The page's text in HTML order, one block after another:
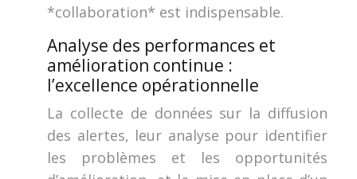
*collaboration* est indispensable.
Analyse des performances et
amélioration continue :
l’excellence opérationnelle
La collecte de données sur la diffusion
des alertes, leur analyse pour identifier
les problèmes et les opportunités